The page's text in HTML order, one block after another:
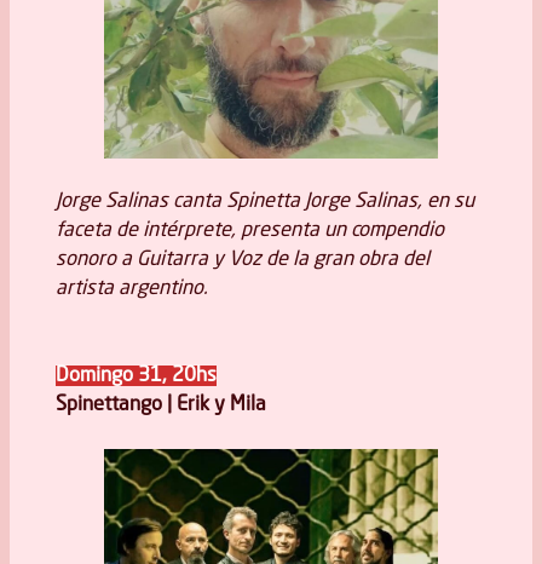
Jorge Salinas canta Spinetta Jorge Salinas, en su
faceta de intérprete, presenta un compendio
sonoro a Guitarra y Voz de la gran obra del
artista argentino.
Domingo 31, 20hs
Spinettango | Erik y Mila